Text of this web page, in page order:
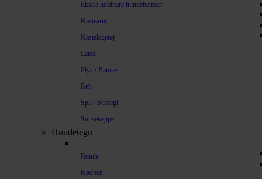
Ekstra holdbare hundebamser
Kastearm
Kastelegetøj
Latex
Plys / Bamser
Reb
Spil / Strategi
Snusetæppe
Hundetegn
Runde
Kødben